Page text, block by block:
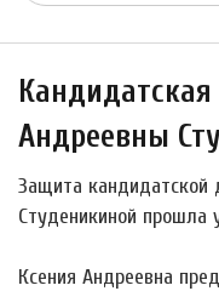
Андреевны
Защита кандидатской
Студеникиной прошла
Ксения Андреевна